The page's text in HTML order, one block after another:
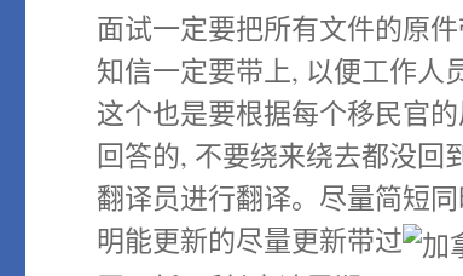
面试一定要把所有文件的原
知信一定要带上, 以便工作人
这个也是要根据每个移民官
回答的, 不要绕来绕去都没回
翻译员进行翻译。尽量简短
明能更新的尽量更新带过